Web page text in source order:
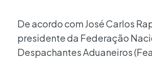
De acordo com José Carlos
presidente da Federação
Despachantes Aduaneiros